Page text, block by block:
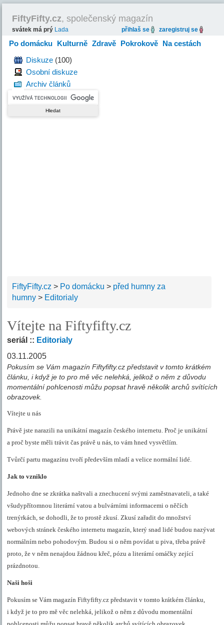
FiftyFifty.cz, společenský magazín
svátek má prý Lada přihlaš se zaregistruj se
Po domácku Kulturně Zdravě Pokrokově Na cestách
HravěDiskuze (100)
Osobní diskuze
Archiv článků
FiftyFifty.cz > Po domácku > před humny za
humny > Editorialy
Vítejte na Fiftyfifty.cz
seriál :: Editorialy
03.11.2005
Pokusím se Vám magazín Fiftyfifty.cz představit v tomto krátkém
článku, i když je to pro mě věc nelehká, jelikož o něm z důvodu
momentální pohlcenosti můžu popsat hravě několik archů svítících
obrazovek.
Vítejte u nás
Právě jste narazili na unikátní magazín českého internetu. Proč je unikátní
a proč byste měli trávit čas právě u nás, to vám hned vysvětlím.
Tvůrčí partu magazínu tvoří především mladí a velice normální lidé.
Jak to vzniklo
Jednoho dne se zkrátka naštvali a znechucení svými zaměstnavateli, a také
všudypřítomnou literární vatou a bulvárními informacemi o něčích
trenýrkách, se dohodli, že to prostě zkusí. Zkusí zařadit do množství
webových stránek českého internetu magazín, který snad lidé budou nazývat
normálním nebo pohodovým. Budou si o něm povídat u piva, třeba právě
proto, že v něm nenajdou žádnou křeč, pózu a literární omáčky zející
prázdnotou.
Naši hoši
Pokusím se Vám magazín Fiftyfifty.cz představit v tomto krátkém článku,
i když je to pro mě věc nelehká, jelikož o něm z důvodu momentální